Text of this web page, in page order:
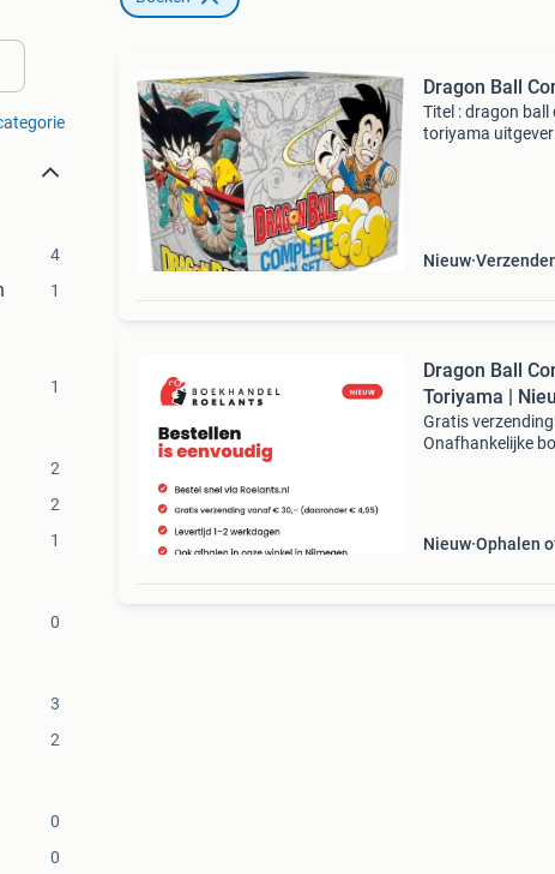
4
1
1
2
2
1
0
3
2
0
0
Dragon Ball
Titel : dragon
toriyama
Nieuw
Dragon Ball
Toriyama |
Gratis
Onafhankelijke
Nieuw Ophalen